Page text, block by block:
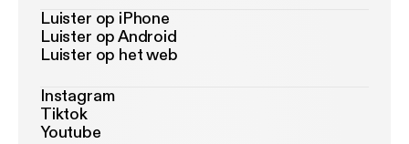
Luister op iPhone
Luister op Android
Luister op het web
Instagram
Tiktok
Youtube